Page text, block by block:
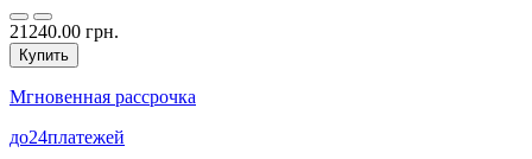
21240.00 грн.
Купить
Мгновенная рассрочка
до24платежей